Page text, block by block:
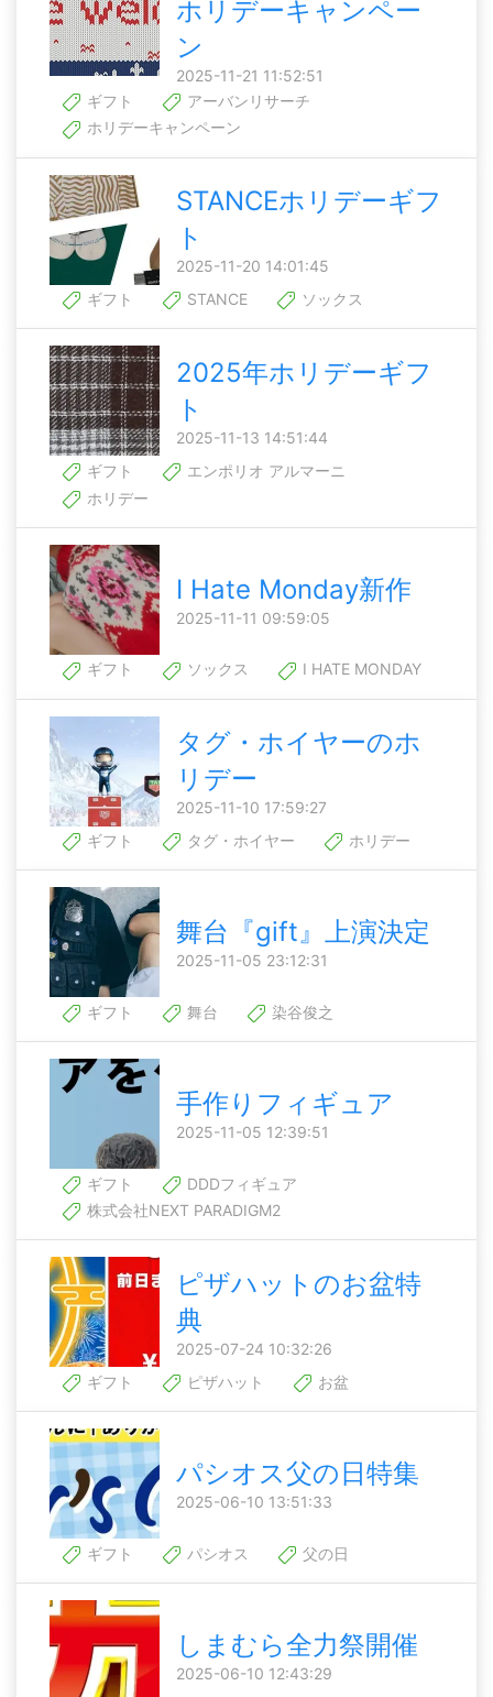
ホリデーキャンペー
ン
2025-11-21 11:52:51
ギフト
アーバンリサーチ
ホリデーキャンペーン
STANCEホリデーギフ
ト
2025-11-20 14:01:45
ギフト
STANCE ソックス
2025年ホリデーギフ
ト
2025-11-13 14:51:44
ギフト
エンポリオ アルマーニ
ホリデー
I Hate Monday新作
2025-11-11 09:59:05
ギフト ソックス I HATE MONDAY
タグ・ホイヤーのホ
リデー
2025-11-10 17:59:27
ギフト
タグ・ホイヤー ホリデー
舞台『gift』上演決定
2025-11-05 23:12:31
ギフト 舞台 染谷俊之
手作りフィギュア
2025-11-05 12:39:51
ギフト
DDDフィギュア
株式会社NEXT PARADIGM2
ピザハットのお盆特
典
2025-07-24 10:32:26
ギフト
ピザハット お盆
パシオス父の日特集
2025-06-10 13:51:33
ギフト パシオス 父の日
しまむら全力祭開催
2025-06-10 12:43:29